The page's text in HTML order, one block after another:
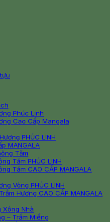
Phúc Linh
Cao Cấp Mangala
PHÚC LINH
MANGALA
Tăm
Tăm PHÚC LINH
Tăm CAO CẤP MANGALA
Vòng PHÚC LINH
Hương CAO CẤP MANGALA
Xông Nhà
– Trầm Miếng